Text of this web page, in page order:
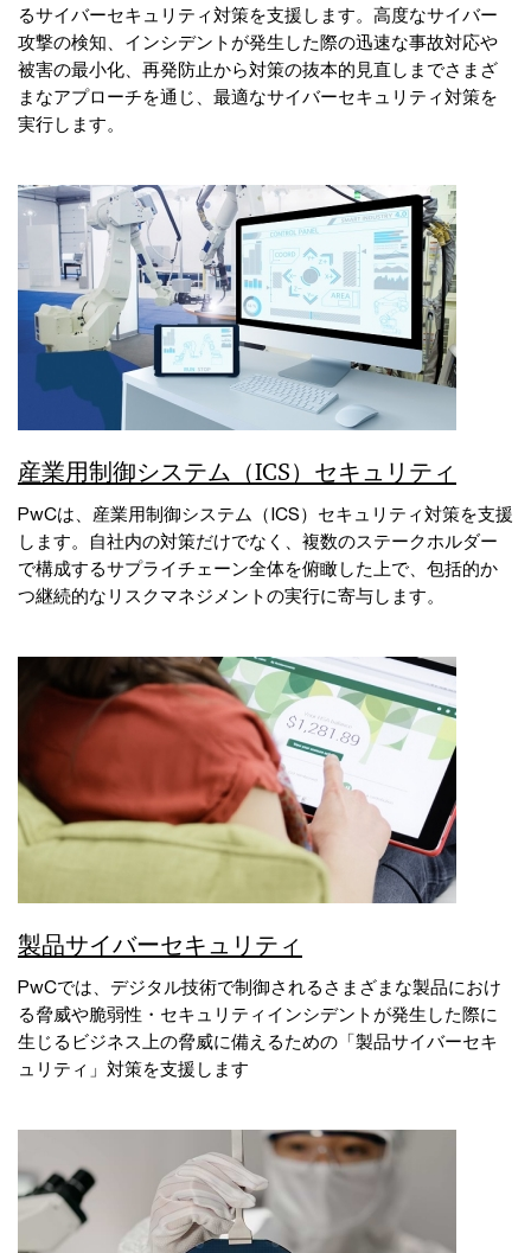
るサイバーセキュリティ対策を支援します。高度なサイバー
攻撃の検知、インシデントが発生した際の迅速な事故対応や
被害の最小化、再発防止から対策の抜本的見直しまでさまざ
まなアプローチを通じ、最適なサイバーセキュリティ対策を
実行します。
産業用制御システム（ICS）セキュリティ
PwCは、産業用制御システム（ICS）セキュリティ対策を支援
します。自社内の対策だけでなく、複数のステークホルダー
で構成するサプライチェーン全体を俯瞰した上で、包括的か
つ継続的なリスクマネジメントの実行に寄与します。
製品サイバーセキュリティ
PwCでは、デジタル技術で制御されるさまざまな製品におけ
る脅威や脆弱性・セキュリティインシデントが発生した際に
生じるビジネス上の脅威に備えるための「製品サイバーセキ
ュリティ」対策を支援します